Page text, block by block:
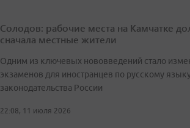
Солодов: рабочие места на Камчатке
сначала местные жители
Одним из ключевых нововведений стало
экзаменов для иностранцев по русскому
законодательства России
22:08, 11 июля 2026